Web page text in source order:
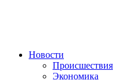
Новости
Происшествия
Экономика